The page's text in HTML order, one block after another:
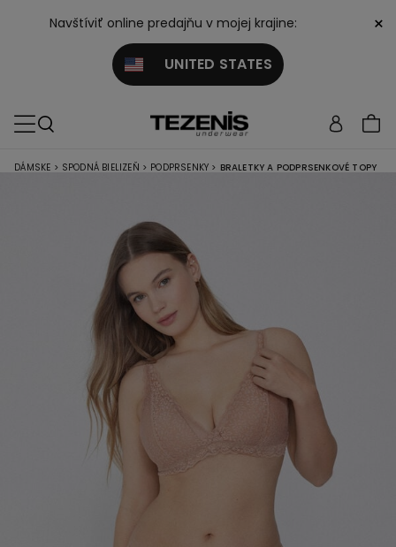
Navštíviť online predajňu v mojej krajine:
UNITED STATES
×
DÁMSKE > SPODNÁ BIELIZEŇ > PODPRSENKY > BRALETKY A PODPRSENKOVÉ TOPY